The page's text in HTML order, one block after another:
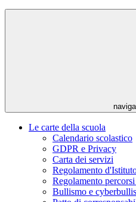
Le carte della scuola
Calendario scolastico
GDPR e Privacy
Carta dei servizi
Regolamento
Regolamento
Bullismo e